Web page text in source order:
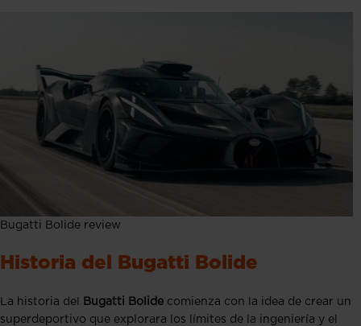
Bugatti Bolide review
Historia del Bugatti Bolide
La historia del Bugatti Bolide comienza con la idea de crear un
superdeportivo que explorara los límites de la ingeniería y el